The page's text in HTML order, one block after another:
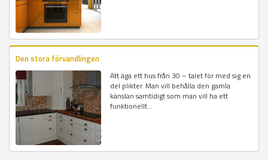
Den stora förvandlingen
Att äga ett hus från 30 – talet för med sig en
del plikter. Man vill behålla den gamla
känslan samtidigt som man vill ha ett
funktionellt...